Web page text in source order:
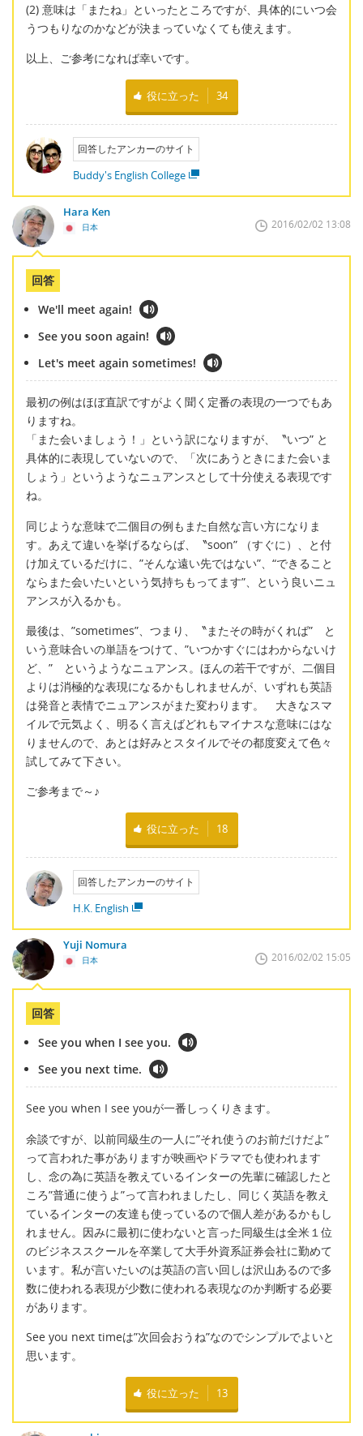
(2) 意味は「またね」といったところですが、具体的にいつ会
うつもりなのかなどが決まっていなくても使えます。
以上、ご参考になれば幸いです。
役に立った 34
回答したアンカーのサイト
Buddy's English College
Hara Ken
日本 2016/02/02 13:08
回答
We'll meet again!
See you soon again!
Let's meet again sometimes!
最初の例はほぼ直訳ですがよく聞く定番の表現の一つでもあ
りますね。
「また会いましょう！」という訳になりますが、〝いつ” と
具体的に表現していないので、「次にあうときにまた会いま
しょう」というようなニュアンスとして十分使える表現です
ね。
同じような意味で二個目の例もまた自然な言い方になりま
す。あえて違いを挙げるならば、〝soon” （すぐに）、と付
け加えているだけに、”そんな遠い先ではない”、“できること
ならまた会いたいという気持ちもってます”、という良いニュ
アンスが入るかも。
最後は、”sometimes”、つまり、〝またその時がくれば” と
いう意味合いの単語をつけて、”いつかすぐにはわからないけ
ど、” というようなニュアンス。ほんの若干ですが、二個目
よりは消極的な表現になるかもしれませんが、いずれも英語
は発音と表情でニュアンスがまた変わります。 大きなスマ
イルで元気よく、明るく言えばどれもマイナスな意味にはな
りませんので、あとは好みとスタイルでその都度変えて色々
試してみて下さい。
ご参考まで～♪
役に立った 18
回答したアンカーのサイト
H.K. English
Yuji Nomura
日本 2016/02/02 15:05
回答
See you when I see you.
See you next time.
See you when I see youが一番しっくりきます。
余談ですが、以前同級生の一人に”それ使うのお前だけだよ”
って言われた事がありますが映画やドラマでも使われます
し、念の為に英語を教えているインターの先輩に確認したと
ころ”普通に使うよ”って言われましたし、同じく英語を教え
ているインターの友達も使っているので個人差があるかもし
れません。因みに最初に使わないと言った同級生は全米１位
のビジネススクールを卒業して大手外資系証券会社に勤めて
います。私が言いたいのは英語の言い回しは沢山あるので多
数に使われる表現が少数に使われる表現なのか判断する必要
があります。
See you next timeは”次回会おうね”なのでシンプルでよいと
思います。
役に立った 13